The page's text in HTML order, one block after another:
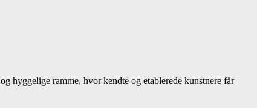
hyggelige ramme, hvor kendte og etablerede kunstnere får